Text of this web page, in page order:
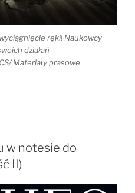
ręki! Naukowcy
działań
Materiały prasowe
w notesie do
II)